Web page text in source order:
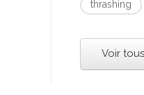
thrashing
Voir